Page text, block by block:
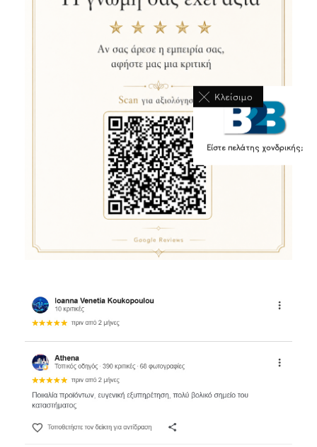
Κλείσιμο
Είστε πελάτης χονδρικής;